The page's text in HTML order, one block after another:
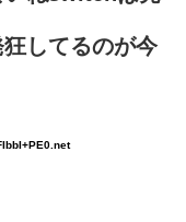
してるのが今